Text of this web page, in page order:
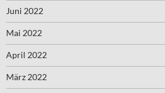
Juni 2022
Mai 2022
April 2022
März 2022